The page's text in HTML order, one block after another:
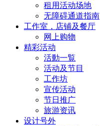
租用活动场地
无障碍通道指南
工作室，店铺及餐厅
网上购物
精彩活动
活動一覧
活动及节目
工作坊
宣传活动
节日推广
旅游资讯
设计号外